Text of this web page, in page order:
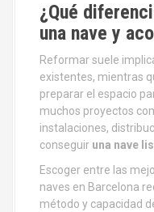
¿Qué
una nave y
Reformar suele
existentes, mientras
preparar el espacio
muchos proyectos
instalaciones,
conseguir una nave
Escoger entre las
naves en Barcelona
método y capacidad